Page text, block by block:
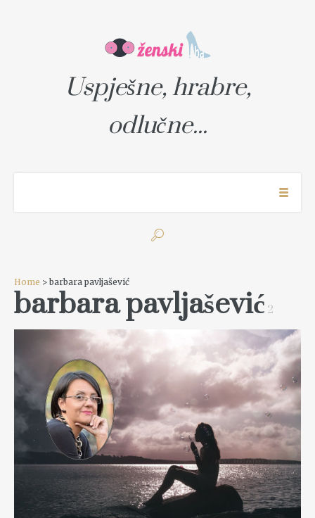
Uspješne, hrabre,
odlučne...
Home > barbara pavljašević
barbara pavljašević 2
READ MORE